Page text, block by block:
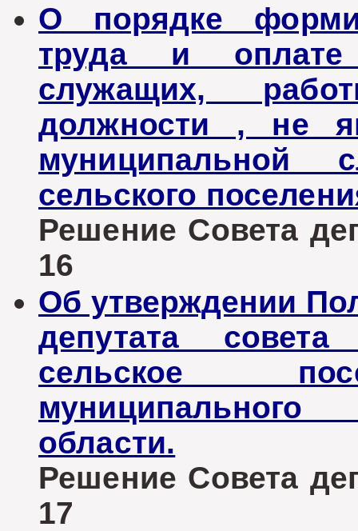
О порядке
труда и оплате
служащих,
должности , не
муниципальной
сельского
Решение Совета
16
Об утверждении
депутата совета
сельское
муниципального
области.
Решение Совета
17